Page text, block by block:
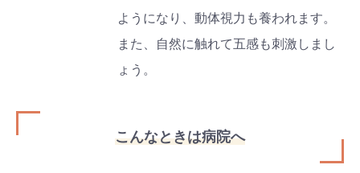
ようになり、動体視力も養われます。
また、自然に触れて五感も刺激しまし
ょう。
こんなときは病院へ